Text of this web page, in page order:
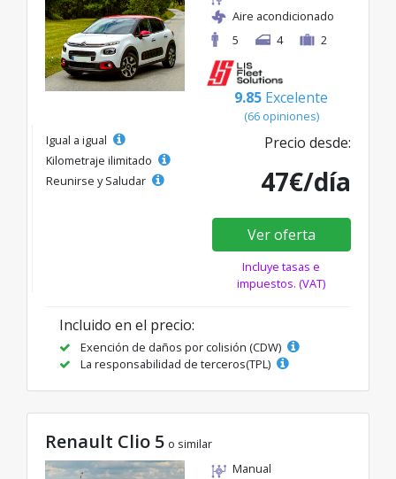
Aire acondicionado
5
4 2
9.85 Excelente
(66 opiniones)
Igual a igual
Kilometraje ilimitado
Reunirse y Saludar
Precio desde:
47€/día
Ver oferta
Incluye tasas e
impuestos. (VAT)
Incluido en el precio:
Exención de daños por colisión (CDW)
La responsabilidad de terceros(TPL)
Renault Clio 5 o similar
Manual